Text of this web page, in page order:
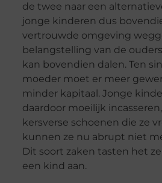
de twee naar een
jonge kinderen dus
vertrouwde omgeving
belangstelling van de
kan bovendien dalen. Ten
moeder moet er meer
minder kapitaal. Jonge
daardoor moeilijk
kersverse schoenen die ze
kunnen ze nu abrupt niet
Dit soort zaken tasten het
een kind aan.